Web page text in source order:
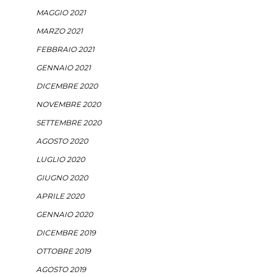
MAGGIO 2021
MARZO 2021
FEBBRAIO 2021
GENNAIO 2021
DICEMBRE 2020
NOVEMBRE 2020
SETTEMBRE 2020
AGOSTO 2020
LUGLIO 2020
GIUGNO 2020
APRILE 2020
GENNAIO 2020
DICEMBRE 2019
OTTOBRE 2019
AGOSTO 2019